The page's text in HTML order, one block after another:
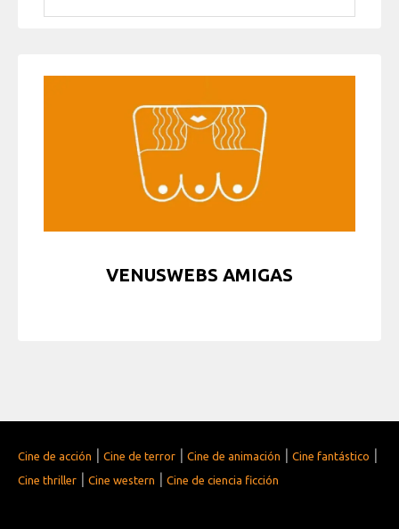
VENUSWEBS AMIGAS
Cine de acción | Cine de terror | Cine de animación | Cine fantástico |
Cine thriller | Cine western | Cine de ciencia ficción